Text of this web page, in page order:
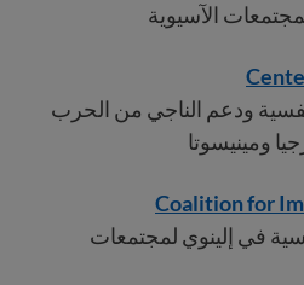
الآسيوية
ودعم الناجي من الحرب
ومينيسوتا
Coalition for
في إلينوي لمجتمعات